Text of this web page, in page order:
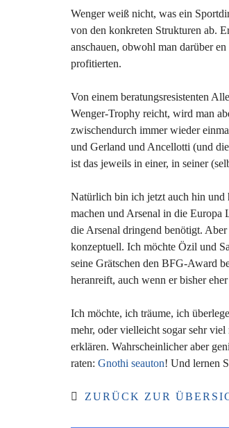
Wenger weiß nicht, was ein
von den konkreten Strukturen ab.
anschauen, obwohl man darüber
profitierten.
Von einem beratungsresistenten
Wenger-Trophy reicht, wird man
zwischendurch immer wieder
und Gerland und Ancellotti (und
ist das jeweils in einer, in seiner
Natürlich bin ich jetzt auch hin und
machen und Arsenal in die Europa
die Arsenal dringend benötigt.
konzeptuell. Ich möchte Özil und
seine Grätschen den BFG-Award
heranreift, auch wenn er bisher
Ich möchte, ich träume, ich
mehr, oder vielleicht sogar sehr
erklären. Wahrscheinlicher aber
raten: Gnothi seauton! Und lernen
ZURÜCK ZUR